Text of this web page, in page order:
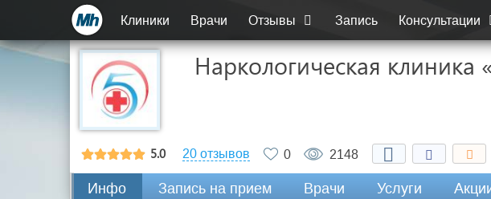
Клиники Врачи Отзывы Запись Консультации
Наркологическая клиника
5.0 20 отзывов 0 2148
Инфо Запись на прием Врачи Услуги